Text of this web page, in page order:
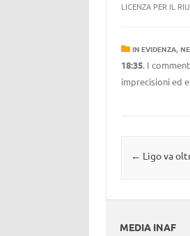
LICENZA PER IL
IN EVIDENZA,
18:35. I
imprecisioni ed
Navigazione
← Ligo va
MEDIA INAF